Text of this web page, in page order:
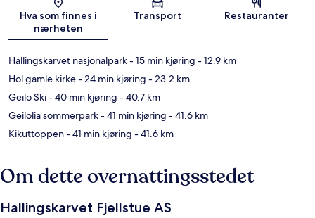
Kart
Hva som finnes i
nærheten
Transport Restauranter
Hallingskarvet nasjonalpark- 15 min kjøring - 12.9 km
Hol gamle kirke- 24 min kjøring - 23.2 km
Geilo Ski- 40 min kjøring - 40.7 km
Geilolia sommerpark- 41 min kjøring - 41.6 km
Kikuttoppen- 41 min kjøring - 41.6 km
Om dette overnattingsstedet
Hallingskarvet Fjellstue AS